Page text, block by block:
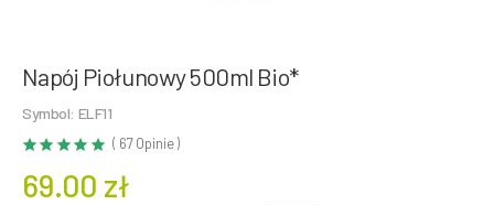
Napój Piołunowy 500ml Bio*
Symbol: ELF11
( 67 Opinie )
69.00 zł